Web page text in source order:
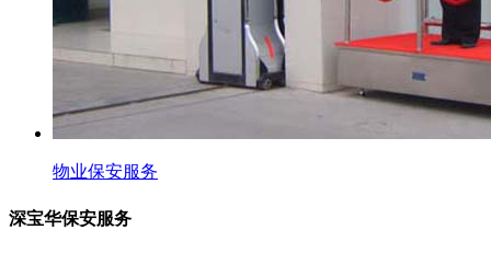
物业保安服务
深宝华保安服务